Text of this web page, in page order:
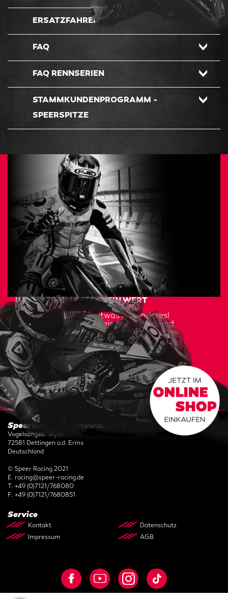
ERSATZFAHRER
FAQ
FAQ RENNSERIEN
STAMMKUNDENPROGRAMM -
SPEERSPITZE
IMMER EINEN GUTSCHEIN WERT
Verschenk doch mal etwas Besonderes!
Hier kannst du Gutscheine bestellen und
deine Liebsten zum Abheizen schicken.
JETZT BESTELLEN
Immer wissen was geht!
Jetzt unseren Newsletter
abonnieren.
ANMELDEN
Speer Racing Sportveranstaltungen GmbH
Vogelsangstr. 41/3
72581 Dettingen a.d. Erms
Deutschland
© Speer Racing 2021
E. racing@speer-racing.de
T. +49 (0)7121/768080
F. +49 (0)7121/7680851
Service
Kontakt
Impressum
Datenschutz
AGB